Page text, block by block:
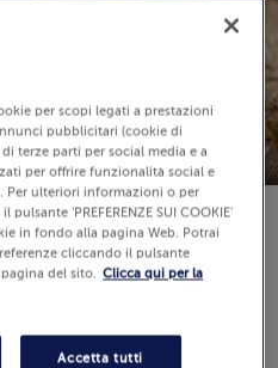
per scopi legati a prestazioni
pubblicitari (cookie di
terze parti per social media e a
per offrire funzionalità social e
Per ulteriori informazioni o per
'PREFERENZE SUI COOKIE'
in fondo alla pagina Web. Potrai
cliccando il pulsante
del sito. Clicca qui per la
Accetta tutti